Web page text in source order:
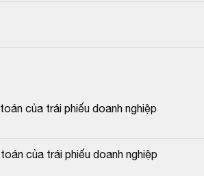
của trái phiếu doanh nghiệp
của trái phiếu doanh nghiệp